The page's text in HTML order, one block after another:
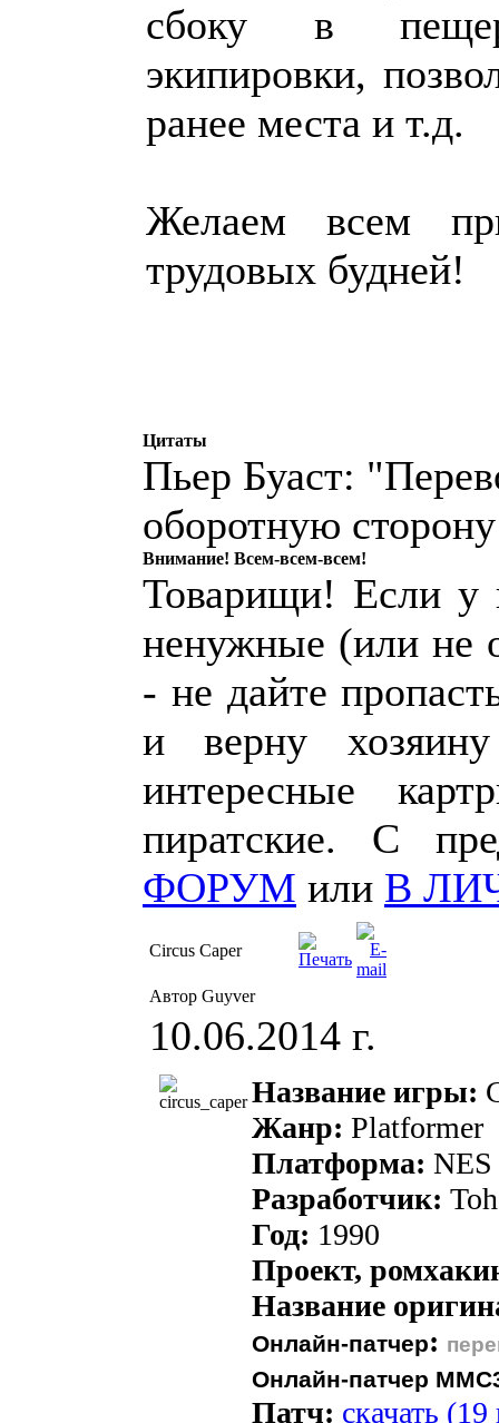
сбоку в
экипировки,
ранее места и т.д.
Желаем всем
трудовых будней!
Цитаты
Пьер Буаст:
оборотную
Внимание! Всем-всем-всем!
Товарищи! Если у
ненужные (или не
- не дайте
и верну
интересные
пиратские. С
ФОРУМ или В
Circus Caper
Автор Guyver
10.06.2014 г.
Название игры:
Жанр: Platformer
Платформа: NES
Разработчик:
Год: 1990
Проект,
Название
Онлайн-патчер:
Онлайн-патчер
Патч: скачать